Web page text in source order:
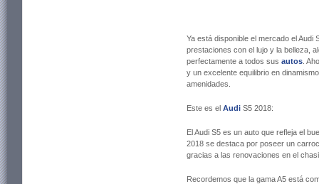
Ya está disponible el mercado el Audi
prestaciones con el lujo y la belleza,
perfectamente a todos sus autos .
y un excelente equilibrio en
amenidades.
Este es el Audi S5 2018:
El Audi S5 es un auto que refleja el
2018 se destaca por poseer un
gracias a las renovaciones en el
Recordemos que la gama A5 está